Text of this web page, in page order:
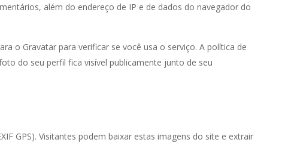
além do endereço de IP e de dados do navegador do
o Gravatar para verificar se você usa o serviço. A política de
do seu perfil fica visível publicamente junto de seu
GPS). Visitantes podem baixar estas imagens do site e extrair